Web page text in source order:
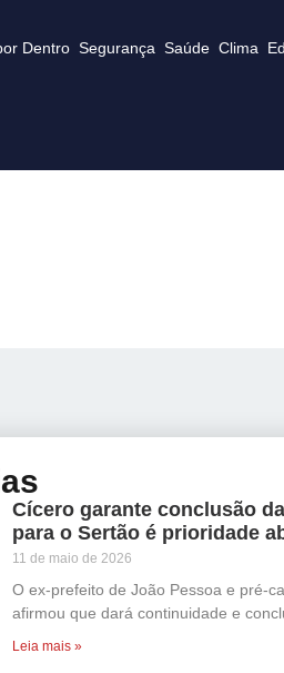
Dentro Segurança Saúde Clima
Cícero garante conclusão
para o Sertão é prioridade
11 de maio de 2026
O ex-prefeito de João Pessoa e pré-
afirmou que dará continuidade e
Leia mais »